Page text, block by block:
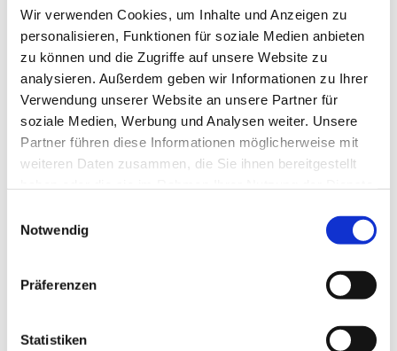
Wir verwenden Cookies, um Inhalte und Anzeigen zu
personalisieren, Funktionen für soziale Medien anbieten
zu können und die Zugriffe auf unsere Website zu
analysieren. Außerdem geben wir Informationen zu Ihrer
Verwendung unserer Website an unsere Partner für
soziale Medien, Werbung und Analysen weiter. Unsere
Partner führen diese Informationen möglicherweise mit
weiteren Daten zusammen, die Sie ihnen bereitgestellt
Notwendig
Präferenzen
Statistiken
betreibt in Detmold seine kleine Musikschule
„Wahrens Musikhaus“. Sein kirchliches
Engagement führte ihn zu verschiedenen
Klöstern, wo er als Dozent und Leiter
Workshops betreibt: U.a. in Coesfeld, Loccum,
Möllenbeck, Burg Sternberg oder Burg
Blankenheim.